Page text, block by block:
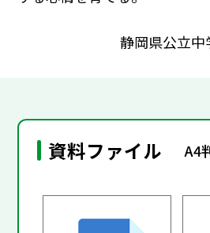
静岡県公立
資料ファイル A4